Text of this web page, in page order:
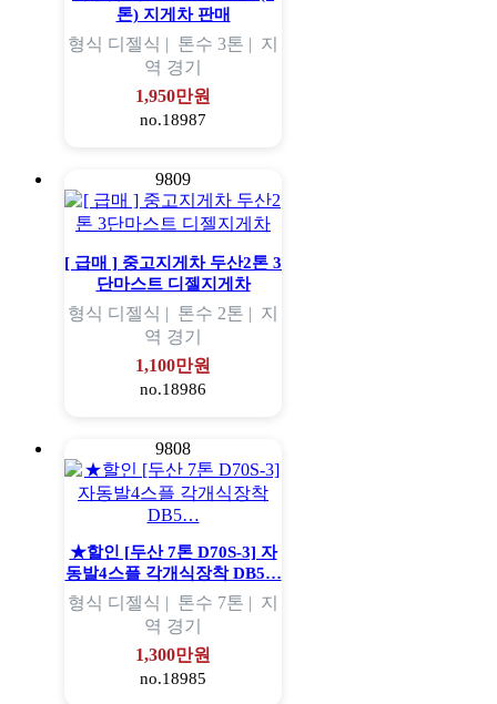
톤) 지게차 판매
형식 디젤식 | 톤수 3톤 | 지
역 경기
1,950만원
no.18987
9809
[ 급매 ] 중고지게차 두산2톤 3
단마스트 디젤지게차
형식 디젤식 | 톤수 2톤 | 지
역 경기
1,100만원
no.18986
9808
★할인 [두산 7톤 D70S-3] 자
동발4스플 각개식장착 DB5…
형식 디젤식 | 톤수 7톤 | 지
역 경기
1,300만원
no.18985